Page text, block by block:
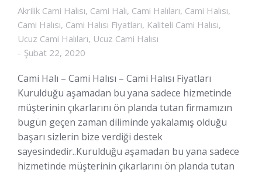
Akrilik Cami Halısı, Cami Halı, Cami Halıları, Cami Halısı,
Cami Halısı, Cami Halısı Fiyatları, Kaliteli Cami Halısı,
Ucuz Cami Halıları, Ucuz Cami Halısı
Şubat 22, 2020
Cami Halı – Cami Halısı – Cami Halısı Fiyatları
Kurulduğu aşamadan bu yana sadece hizmetinde
müşterinin çıkarlarını ön planda tutan firmamızın
bugün geçen zaman diliminde yakalamış olduğu
başarı sizlerin bize verdiği destek
sayesindedir..Kurulduğu aşamadan bu yana sadece
hizmetinde müşterinin çıkarlarını ön planda tutan